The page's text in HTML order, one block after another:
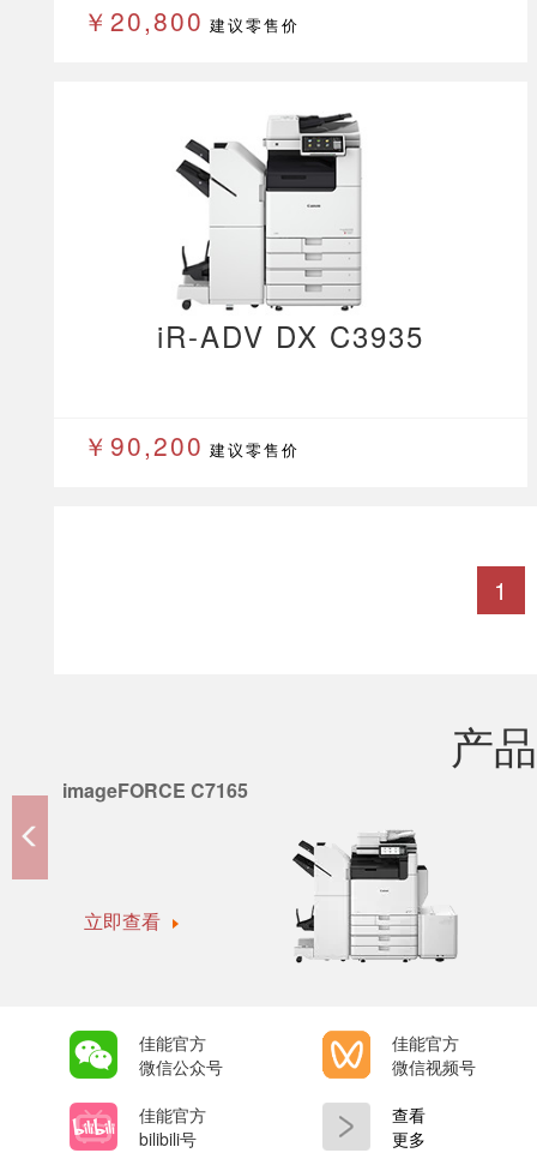
￥20,800 建议零售价
iR-ADV DX C3935
￥90,200 建议零售价
1
产
imageFORCE C7165
立即查看
佳能官方
微信公众号
佳能官方
微信视频号
佳能官方
bilibili号
查看
更多